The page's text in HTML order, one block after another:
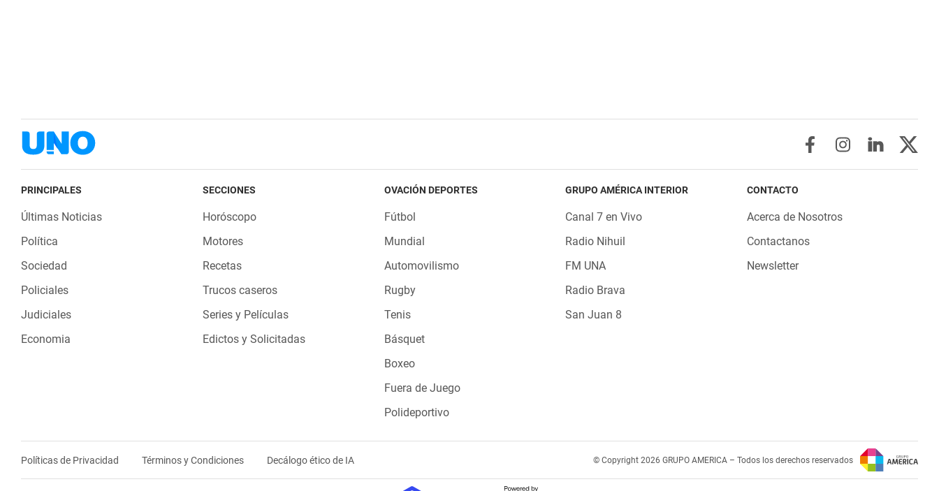
PRINCIPALES
Últimas Noticias
Política
Sociedad
Policiales
Judiciales
Economia
SECCIONES
Horóscopo
Motores
Recetas
Trucos caseros
Series y Películas
Edictos y Solicitadas
OVACIÓN DEPORTES
Fútbol
Mundial
Automovilismo
Rugby
Tenis
Básquet
Boxeo
Fuera de Juego
Polideportivo
GRUPO AMÉRICA INTERIOR
Canal 7 en Vivo
Radio Nihuil
FM UNA
Radio Brava
San Juan 8
CONTACTO
Acerca de Nosotros
Contactanos
Newsletter
Políticas de Privacidad Términos y Condiciones Decálogo ético de IA © Copyright 2026 GRUPO AMERICA – Todos los derechos reservados